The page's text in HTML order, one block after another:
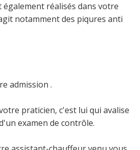
réalisés dans votre
notamment des piqures anti
admission .
praticien, c'est lui qui avalise
examen de contrôle.